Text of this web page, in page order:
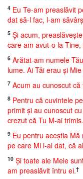
4 Eu Te-am preaslăvit
dat să-l fac, l-am
5 Şi acum,
care am avut-o la
6 Arătat-am numele
lume. Ai Tăi erau şi
7 Acum au cunoscut
8 Pentru că cuvintele
primit şi au cunoscut
crezut că Tu M-ai trimis.
9 Eu pentru aceştia
pe care Mi i-ai dat, că
10 Şi toate ale Mele
am preaslăvit întru ei.†